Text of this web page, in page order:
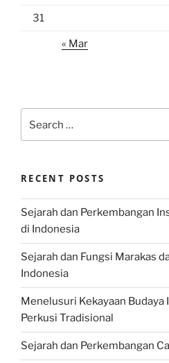
31
« Mar
for:
RECENT POSTS
Sejarah dan Perkembangan
di Indonesia
Sejarah dan Fungsi Marakas
Indonesia
Menelusuri Kekayaan Budaya
Perkusi Tradisional
Sejarah dan Perkembangan